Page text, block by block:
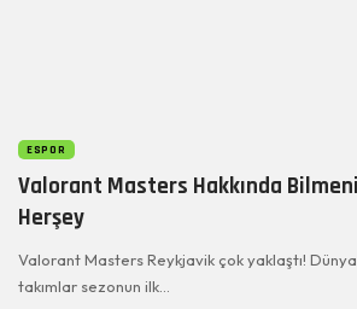
ESPOR
Valorant Masters Hakkında
Herşey
Valorant Masters Reykjavik çok yaklaştı!
takımlar sezonun ilk…